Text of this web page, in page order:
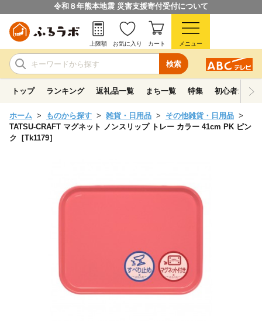
令和８年熊本地震 災害支援寄付受付について
検索
上限額 お気に入り カート メニュー
トップ ランキング 返礼品一覧 まち一覧 特集 初心者ガイド
ホーム ものから探す 雑貨・日用品
その他雑貨・日用品
TATSU-CRAFT マグネット ノンスリップ トレー カラー 41cm PK ピン
ク［Tk1179］